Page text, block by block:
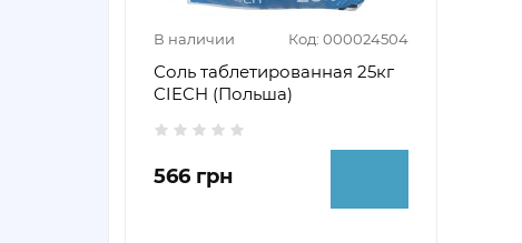
В наличии Код: 000024504
Соль таблетированная 25кг
CIECH (Польша)
566 грн